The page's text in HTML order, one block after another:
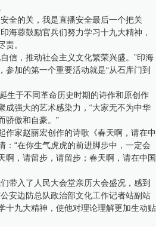
全的关，我是直播安全最后一个把关
海蓉鼓励官兵们努力学习十九大精神，
责。
信，推动社会主义文化繁荣兴盛。”印海
参加的第一个重要活动就是“从石库门到
生于不同革命历史时期的诗作和原创作
成强大的艺术感染力，“大家无不为中华
骄傲和自豪。”
作家赵丽宏创作的诗歌《春天啊，请在中
：“在你生气虎虎的前进脚步中，一定会
啊，请留步，请留步；春天啊，请在中国
带入了人民大会堂亲历大会盛况，感到
安边防总队政治部文化工作记者站副站
十九大精神，使他对理论理解更加生动贴